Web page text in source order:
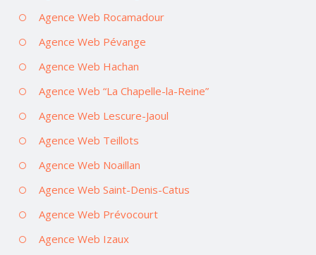
Agence Web Rocamadour
Agence Web Pévange
Agence Web Hachan
Agence Web “La Chapelle-la-Reine”
Agence Web Lescure-Jaoul
Agence Web Teillots
Agence Web Noaillan
Agence Web Saint-Denis-Catus
Agence Web Prévocourt
Agence Web Izaux